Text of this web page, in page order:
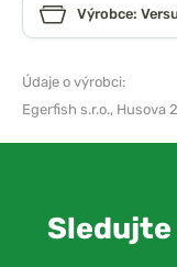
Výrobce:
Údaje o výrobci:
Egerfish s.r.o., Husova